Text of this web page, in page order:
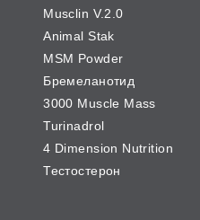
Musclin V.2.0
Animal Stak
MSM Powder
Бремеланотид
3000 Muscle Mass
Turinadrol
4 Dimension Nutrition
Тестостерон